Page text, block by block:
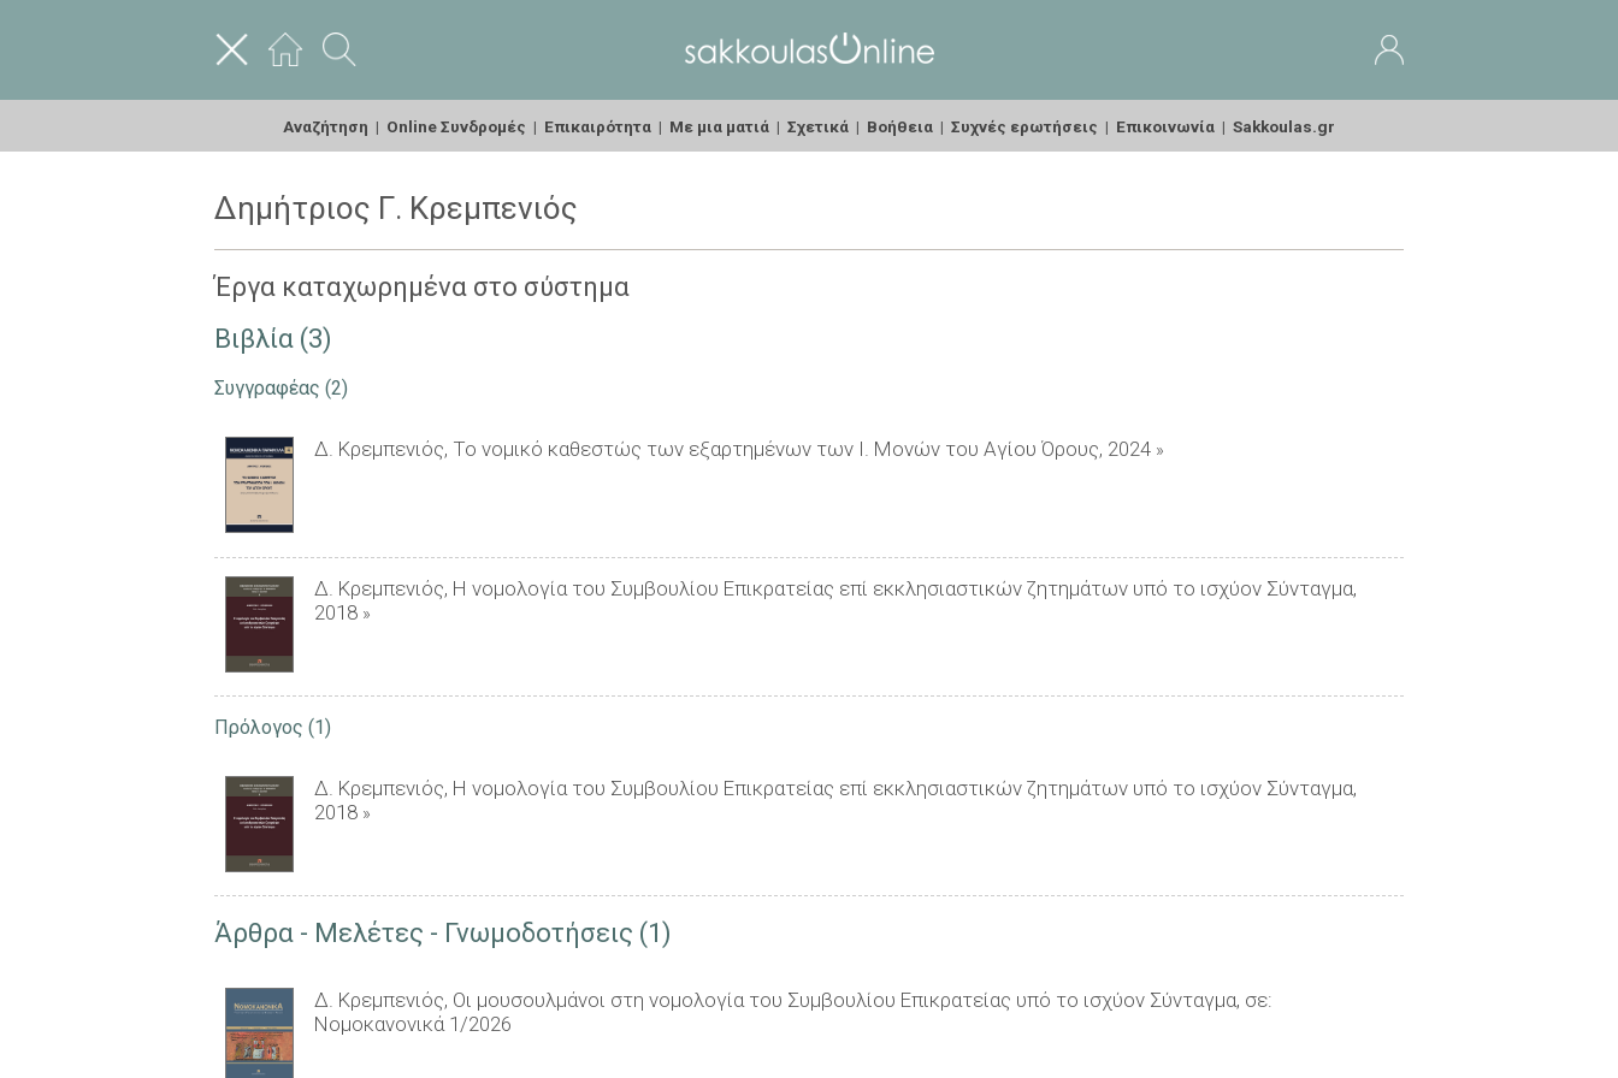
Αναζήτηση | Online Συνδρομές | Επικαιρότητα | Με μια ματιά | Σχετικά | Βοήθεια | Συχνές ερωτήσεις | Επικοινωνία | Sakkoulas.gr
Δημήτριος Γ. Κρεμπενιός
Έργα καταχωρημένα στο σύστημα
Βιβλία (3)
Συγγραφέας (2)
Δ. Κρεμπενιός, Το νομικό καθεστώς των εξαρτημένων των Ι. Μονών του Αγίου Όρους, 2024»
Δ. Κρεμπενιός, Η νομολογία του Συμβουλίου Επικρατείας επί εκκλησιαστικών ζητημάτων υπό το ισχύον Σύνταγμα,
2018»
Πρόλογος (1)
Δ. Κρεμπενιός, Η νομολογία του Συμβουλίου Επικρατείας επί εκκλησιαστικών ζητημάτων υπό το ισχύον Σύνταγμα,
2018»
Άρθρα - Μελέτες - Γνωμοδοτήσεις (1)
Δ. Κρεμπενιός, Οι μουσουλμάνοι στη νομολογία του Συμβουλίου Επικρατείας υπό το ισχύον Σύνταγμα, σε:
Νομοκανονικά 1/2026